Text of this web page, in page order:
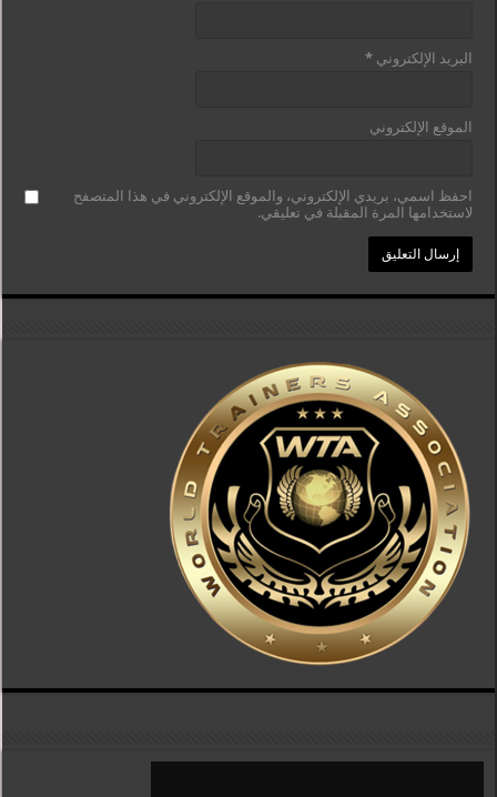
البريد الإلكتروني*
الموقع الإلكتروني
احفظ اسمي، بريدي الإلكتروني، والموقع الإلكتروني في هذا المتصفح
لاستخدامها المرة المقبلة في تعليقي.